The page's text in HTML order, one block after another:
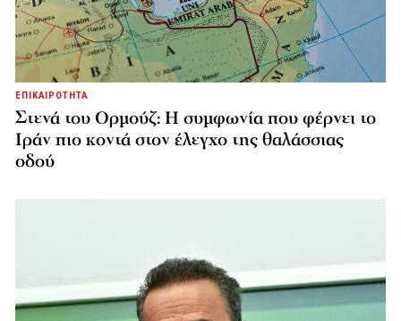
ΕΠΙΚΑΙΡΟΤΗΤΑ
Στενά του Ορμούζ: Η συμφωνία που φέρνει το
Ιράν πιο κοντά στον έλεγχο της θαλάσσιας
οδού